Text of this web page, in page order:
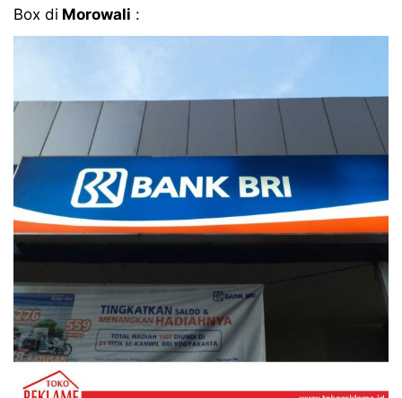
Box di Morowali :